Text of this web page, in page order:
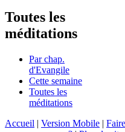
Toutes les
méditations
Par chap.
d'Evangile
Cette semaine
Toutes les
méditations
Accueil | Version Mobile |